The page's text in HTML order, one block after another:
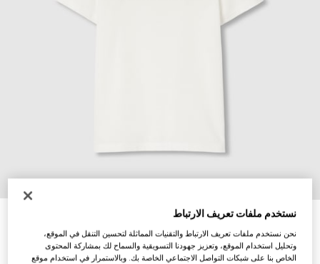
تي شيرت من القطن مزيّن بطبعات للأطفال
تنويعاتأبيض
نستخدم ملفات تعريف الارتباط
نحن نستخدم ملفات تعريف الارتباط والتقنيات المماثلة لتحسين التنقل في الموقع،
وتحليل استخدام الموقع، وتعزيز جهودنا التسويقية والسماح لك بمشاركة المحتوى
الخاص بنا على شبكات التواصل الاجتماعي الخاصة بك. وبالاستمرار في استخدام موقع